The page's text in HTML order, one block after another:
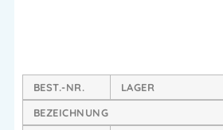
Produkt-Highlights
Norm: EN 166
BEST.-NR.
LAGER
BEZEICHNUNG